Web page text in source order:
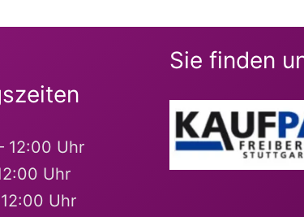
12:00 Uhr
Uhr
Uhr
Sie finden